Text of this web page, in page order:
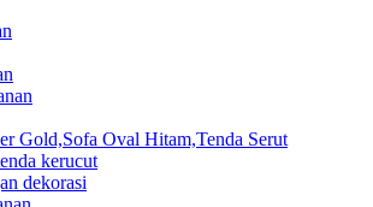
Gold,Sofa Oval Hitam,Tenda Serut
kerucut
dekorasi